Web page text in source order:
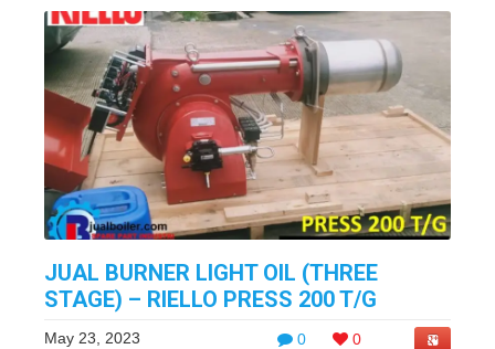
JUAL BURNER LIGHT OIL (THREE
STAGE) – RIELLO PRESS 200 T/G
0 0
May 23, 2023